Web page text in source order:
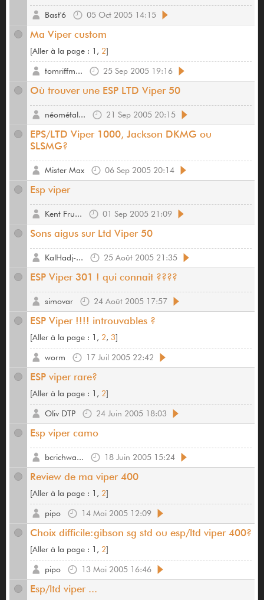
05 Oct 2005 14:15
Bast'6
Ma Viper custom
[Aller à la page : 1, 2]
25 Sep 2005 19:16
tomriffm...
Où trouver une ESP LTD Viper 50
21 Sep 2005 20:15
néométal...
EPS/LTD Viper 1000, Jackson DKMG ou
SLSMG?
06 Sep 2005 20:14
Mister Max
Esp viper
01 Sep 2005 21:09
Kent Fru...
Sons aigus sur Ltd Viper 50
25 Août 2005 21:35
KalHadj-...
ESP Viper 301 ! qui connait ????
24 Août 2005 17:57
simovar
ESP Viper !!!! introuvables ?
[Aller à la page : 1, 2, 3]
17 Juil 2005 22:42
worm
ESP viper rare?
[Aller à la page : 1, 2]
24 Juin 2005 18:03
Oliv DTP
Esp viper camo
18 Juin 2005 15:24
bcrichwa...
Review de ma viper 400
[Aller à la page : 1, 2]
14 Mai 2005 12:09
pipo
Choix difficile:gibson sg std ou esp/ltd viper 400?
[Aller à la page : 1, 2]
13 Mai 2005 16:46
pipo
Esp/ltd viper ...